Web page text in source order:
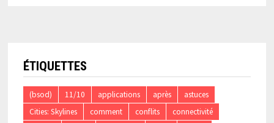
ÉTIQUETTES
(bsod) 11/10 applications après
astuces
Cities: Skylines
comment conflits
connectivité